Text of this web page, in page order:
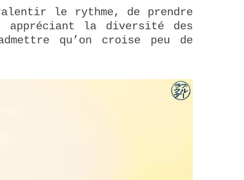
le rythme, de prendre
la diversité des
qu’on croise peu de